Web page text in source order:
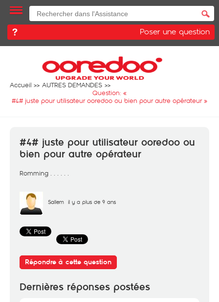
Poser une question
Accueil
AUTRES DEMANDES
Question: «
#4# juste pour utilisateur ooredoo ou bien pour autre opérateur»
#4# juste pour utilisateur ooredoo ou
bien pour autre opérateur
Romming . . . . . .
Sallem il y a plus de 9 ans
Répondre à cette question
Dernières réponses postées